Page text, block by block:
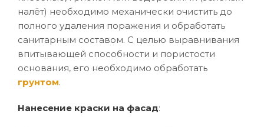
налёт) необходимо механически очистить до
полного удаления поражения и обработать
санитарным составом. С целью выравнивания
впитывающей способности и пористости
основания, его необходимо обработать
грунтом.
Нанесение краски на фасад: